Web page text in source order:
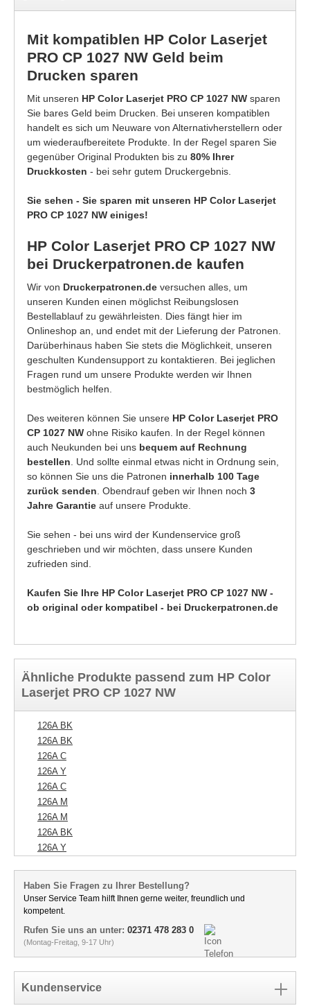
Mit kompatiblen HP Color Laserjet
PRO CP 1027 NW Geld beim
Drucken sparen
Mit unseren HP Color Laserjet PRO CP 1027 NW sparen
Sie bares Geld beim Drucken. Bei unseren kompatiblen
handelt es sich um Neuware von Alternativherstellern oder
um wiederaufbereitete Produkte. In der Regel sparen Sie
gegenüber Original Produkten bis zu 80% Ihrer
Druckkosten - bei sehr gutem Druckergebnis.
Sie sehen - Sie sparen mit unseren HP Color Laserjet
PRO CP 1027 NW einiges!
HP Color Laserjet PRO CP 1027 NW
bei Druckerpatronen.de kaufen
Wir von Druckerpatronen.de versuchen alles, um
unseren Kunden einen möglichst Reibungslosen
Bestellablauf zu gewährleisten. Dies fängt hier im
Onlineshop an, und endet mit der Lieferung der Patronen.
Darüberhinaus haben Sie stets die Möglichkeit, unseren
geschulten Kundensupport zu kontaktieren. Bei jeglichen
Fragen rund um unsere Produkte werden wir Ihnen
bestmöglich helfen.
Des weiteren können Sie unsere HP Color Laserjet PRO
CP 1027 NW ohne Risiko kaufen. In der Regel können
auch Neukunden bei uns bequem auf Rechnung
bestellen . Und sollte einmal etwas nicht in Ordnung sein,
so können Sie uns die Patronen innerhalb 100 Tage
zurück senden . Obendrauf geben wir Ihnen noch 3
Jahre Garantie auf unsere Produkte.
Sie sehen - bei uns wird der Kundenservice groß
geschrieben und wir möchten, dass unsere Kunden
zufrieden sind.
Kaufen Sie Ihre HP Color Laserjet PRO CP 1027 NW -
ob original oder kompatibel - bei Druckerpatronen.de
Ähnliche Produkte passend zum HP Color
Laserjet PRO CP 1027 NW
126A BK
126A BK
126A C
126A Y
126A C
126A M
126A M
126A BK
126A Y
Haben Sie Fragen zu Ihrer Bestellung?
Unser Service Team hilft Ihnen gerne weiter, freundlich und
kompetent.
Rufen Sie uns an unter: 02371 478 283 0
(Montag-Freitag, 9-17 Uhr)
Kundenservice